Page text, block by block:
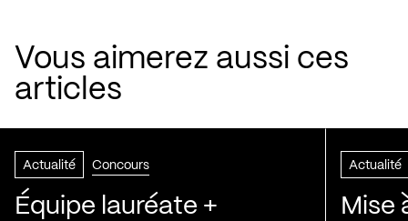
Vous aimerez aussi ces
articles
Actualité Concours
Équipe lauréate +
Actualité
Mise